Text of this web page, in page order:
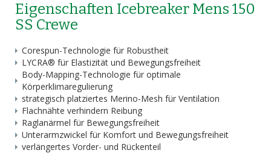
Eigenschaften Icebreaker Mens 150
SS Crewe
Corespun-Technologie für Robustheit
LYCRA® für Elastizität und Bewegungsfreiheit
Body-Mapping-Technologie für optimale
Körperklimaregulierung
strategisch platziertes Merino-Mesh für Ventilation
Flachnähte verhindern Reibung
Raglanärmel für Bewegungsfreiheit
Unterarmzwickel für Komfort und Bewegungsfreiheit
verlängertes Vorder- und Rückenteil